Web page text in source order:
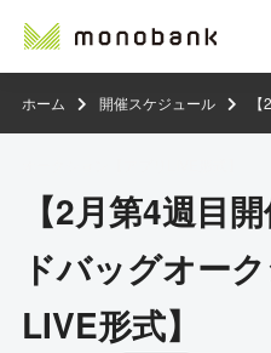
ホーム 開催スケジュール
【2月第4週目
ドバッグオー
LIVE形式】